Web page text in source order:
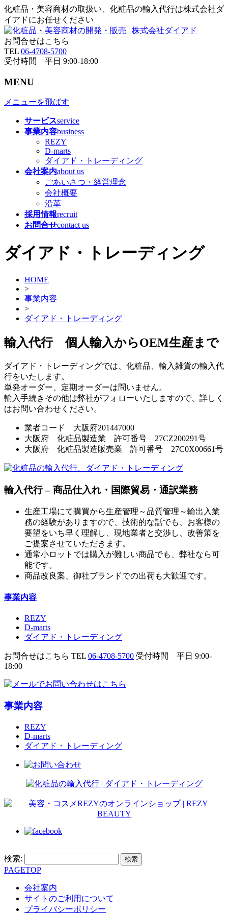
化粧品・美容商材の取扱い、化粧品の輸入代行は株式会社ダ
イアドにお任せください
お問合せはこちら
TEL 06-4708-5700
受付時間 平日 9:00-18:00
MENU
メニューを飛ばす
サービスservice
事業内容business
REZY
D-marts
ダイアド・トレーディング
会社案内about us
ごあいさつ・経営理念
会社概要
沿革
採用情報recruit
お問合せcontact us
ダイアド・トレーディング
HOME
>
事業内容
>
ダイアド・トレーディング
輸入代行 個人輸入からOEM生産まで
ダイアド・トレーディングでは、化粧品、輸入雑貨の輸入代
行をいたします。
単発オーダー、定期オーダーは問いません。
輸入手続きその他は弊社がフォローいたしますので、詳しく
はお問い合わせください。
業者コード 大阪府201447000
大阪府 化粧品製造業 許可番号 27CZ200291号
大阪府 化粧品製造販売業 許可番号 27C0X00661号
輸入代行 – 商品仕入れ・国際貿易・通訳業務
生産工場にて購買から生産管理～品質管理～輸出入業
務の経験がありますので、技術的な話でも、お客様の
要望をいち早く理解し、現地業者と交渉し、改善策を
ご提案させていただきます。
通常小ロットでは購入が難しい商品でも、弊社なら可
能です。
商品改良案、御社ブランドでの出荷も大歓迎です。
事業内容
REZY
D-marts
ダイアド・トレーディング
お問合せはこちら TEL 06-4708-5700 受付時間 平日 9:00-
18:00
事業内容
REZY
D-marts
ダイアド・トレーディング
検索:
PAGETOP
会社案内
サイトのご利用について
プライバシーポリシー